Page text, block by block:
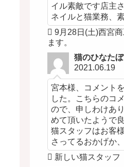
イル素敵です店主
ネイルと猫業務、
9月28日(土)西宮
ます。
猫のひなたぼ
2021.06.19
宮本様、コメント
した。こちらのコ
ので、申しわけあ
めて頂いたようで
猫スタッフはお客
さってるおかげか
新しい猫スタッフ